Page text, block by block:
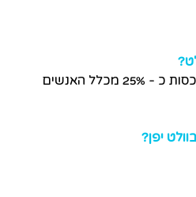
יותר מ - 40 ערים, המכסות כ - 25% מכלל האנשים
יפן?